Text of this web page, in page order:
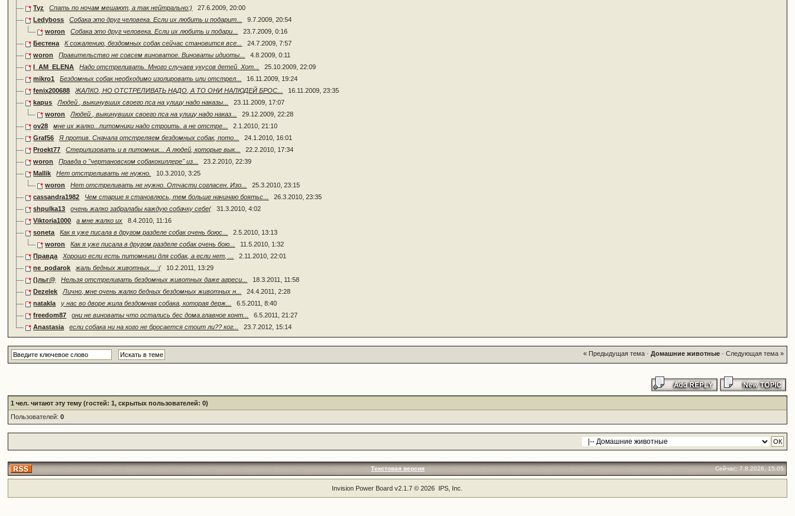
Tyz
Спать по ночам мешают, а так нейтрально:)
27.6.2009, 20:00
Ledyboss
Собака это друг человека. Если их любить и подарит...
9.7.2009, 20:54
woron
Собака это друг человека. Если их любить и подари...
23.7.2009, 0:16
Бестена
К сожалению, бездомных собак сейчас становится все...
24.7.2009, 7:57
woron
Правительство не совсем виноватое. Виноваты идиоты...
4.8.2009, 0:11
I_AM_ELENA
Надо отстреливать. Много случаев укусов детей. Хот...
25.10.2009, 22:09
mikro1
Бездомных собак необходимо изолировать или отстрел...
16.11.2009, 19:24
fenix200688
ЖАЛКО, НО ОТСТРЕЛИВАТЬ НАДО, А ТО ОНИ НАЛЮДЕЙ БРОС...
16.11.2009, 23:35
kapus
Людей , выкинувших своего пса на улицу надо наказы...
23.11.2009, 17:07
woron
Людей , выкинувших своего пса на улицу надо наказ...
29.12.2009, 22:28
ov28
мне их жалко...питомники надо строить. а не отстре...
2.1.2010, 21:10
Graf56
Я против. Сначала отстреляем бездомных собак, пото...
24.1.2010, 16:01
Proekt77
Стерилизовать и в питомник... А людей, которые вык...
22.2.2010, 17:34
woron
Правда о "чертановском собакокиллере" из...
23.2.2010, 22:39
Mallik
Нет отстреливать не нужно.
10.3.2010, 3:25
woron
Нет отстреливать не нужно. Отчасти согласен. Изо...
25.3.2010, 23:15
cassandra1982
Чем старше я становлюсь, тем больше начинаю боятьс...
26.3.2010, 23:35
shpulka13
очень жалко забралабы каждую собачку себе(
31.3.2010, 4:02
Viktoria1000
а мне жалко их
8.4.2010, 11:16
soneta
Как я уже писала в другом разделе собак очень боюс...
2.5.2010, 13:13
woron
Как я уже писала в другом разделе собак очень бою...
11.5.2010, 1:32
Правда
Хорошо если есть питомники для собак, а если нет, ...
2.11.2010, 22:01
ne_podarok
жаль бедных животных... :(
10.2.2011, 13:29
()льг@
Нельзя отстреливать бездомных животных даже агреси...
18.3.2011, 11:58
Dezelek
Лично, мне очень жалко бедных бездомных животных н...
24.4.2011, 2:28
natakla
у нас во дворе жила бездомная собака, которая держ...
6.5.2011, 8:40
freedom87
они не виноваты что остались бес дома.главное конт...
6.5.2011, 21:27
Anastasia
если собака ни на кого не бросается стоит ли?? ког... 23.7.2012, 15:14
« Предыдущая тема· Домашние животные· Следующая тема »
1 чел. читают эту тему (гостей: 1, скрытых пользователей: 0)
Пользователей:0
Текстовая версия Сейчас: 7.8.2026, 15:05
Invision Power Board v2.1.7 © 2026 IPS, Inc.